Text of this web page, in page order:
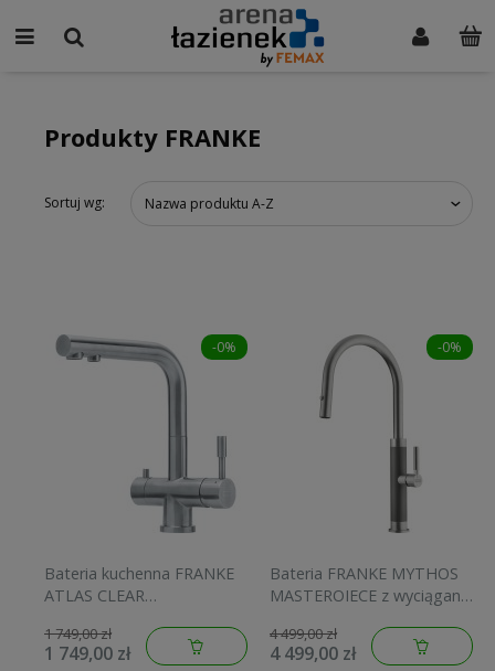
Produkty FRANKE
Sortuj wg: Nazwa produktu A-Z
-0%
Bateria kuchenna FRANKE
ATLAS CLEAR
filtrującego, stal szlachetna
120.0179.978
1 749,00 zł
1 749,00 zł
-0%
Bateria FRANKE MYTHOS
MASTEROIECE z wyciąganą
115.0711.554
4 499,00 zł
4 499,00 zł